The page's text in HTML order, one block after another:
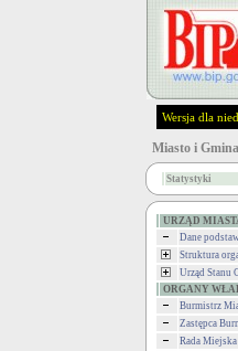
Wersja dla
Miasto i
Statystyki
URZĄD
Dane
Struktura
Urząd Stanu
ORGANY
Burmistrz
Zastępca
Rada Miejska